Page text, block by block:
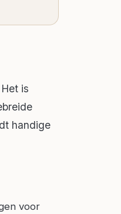
is
handige
voor